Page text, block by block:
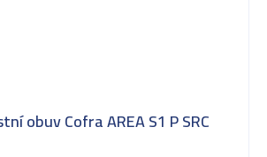
obuv Cofra AREA S1 P SRC